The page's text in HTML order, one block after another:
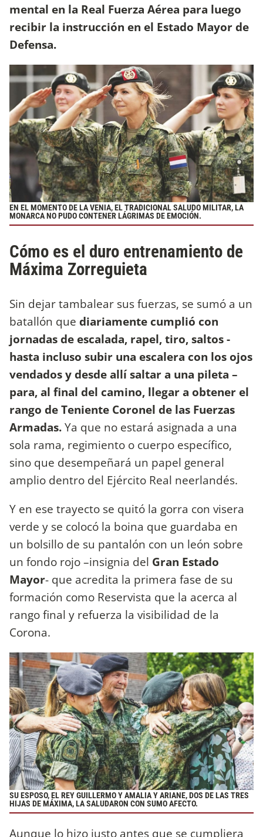
mental en la Real Fuerza Aérea para luego
recibir la instrucción en el Estado Mayor de
Defensa.
EN EL MOMENTO DE LA VENIA, EL TRADICIONAL SALUDO MILITAR, LA
MONARCA NO PUDO CONTENER LÁGRIMAS DE EMOCIÓN.
Cómo es el duro entrenamiento de
Máxima Zorreguieta
Sin dejar tambalear sus fuerzas, se sumó a un
batallón que diariamente cumplió con
jornadas de escalada, rapel, tiro, saltos -
hasta incluso subir una escalera con los ojos
vendados y desde allí saltar a una pileta –
para, al final del camino, llegar a obtener el
rango de Teniente Coronel de las Fuerzas
Armadas.Ya que no estará asignada a una
sola rama, regimiento o cuerpo específico,
sino que desempeñará un papel general
amplio dentro del Ejército Real neerlandés.
Y en ese trayecto se quitó la gorra con visera
verde y se colocó la boina que guardaba en
un bolsillo de su pantalón con un león sobre
un fondo rojo –insignia del Gran Estado
Mayor- que acredita la primera fase de su
formación como Reservista que la acerca al
rango final y refuerza la visibilidad de la
Corona.
SU ESPOSO, EL REY GUILLERMO Y AMALIA Y ARIANE, DOS DE LAS TRES
HIJAS DE MÁXIMA, LA SALUDARON CON SUMO AFECTO.
Aunque lo hizo justo antes que se cumpliera